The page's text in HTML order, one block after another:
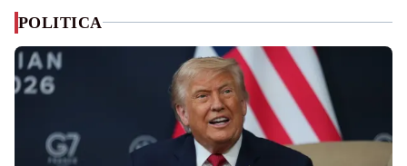
POLITICA